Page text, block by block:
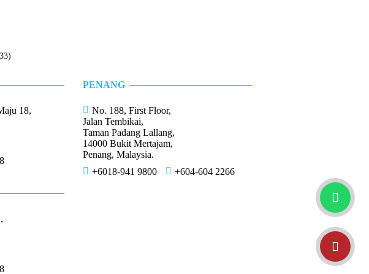
Fund (HRDF)
？
18,
PENANG
No. 188, First Floor,
Jalan Tembikai,
Taman Padang Lallang,
14000 Bukit Mertajam,
Penang, Malaysia.
+6018-941 9800
+604-604 2266